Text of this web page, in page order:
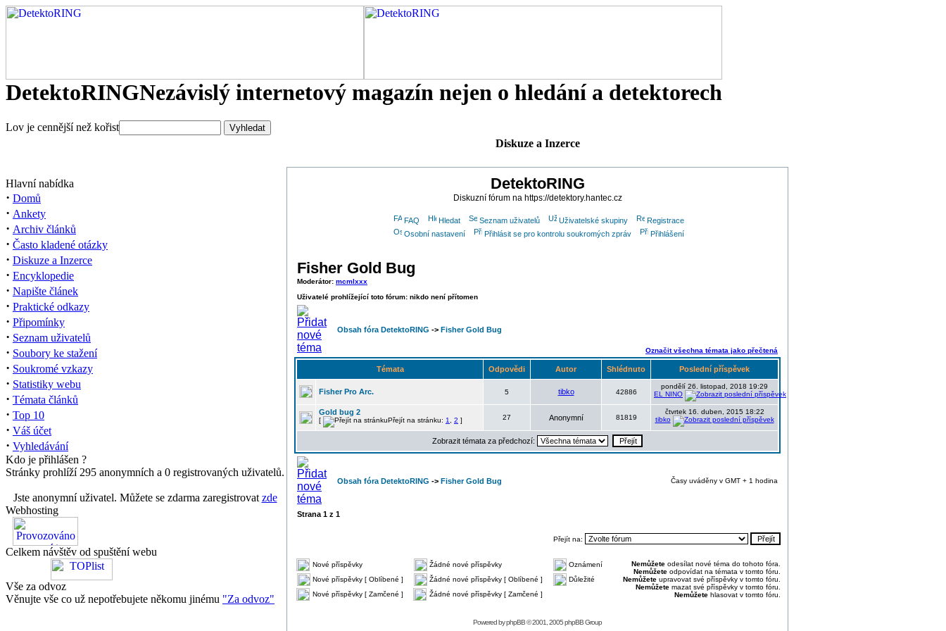
DetektoRINGNezávislý internetový magazín nejen o hledání a detektorech
Lov je cennější než kořist
Hlavní nabídka
· Domů
· Ankety
· Archiv článků
· Často kladené otázky
· Diskuze a Inzerce
· Encyklopedie
· Napište článek
· Praktické odkazy
· Připomínky
· Seznam uživatelů
· Soubory ke stažení
· Soukromé vzkazy
· Statistiky webu
· Témata článků
· Top 10
· Váš účet
· Vyhledávání
Kdo je přihlášen ?
Stránky prohlíží 295 anonymních a 0 registrovaných uživatelů.
Jste anonymní uživatel. Můžete se zdarma zaregistrovat zde
Webhosting
Celkem návštěv od spuštění webu
Vše za odvoz
Věnujte vše co už nepotřebujete někomu jinému "Za odvoz"
Diskuze a Inzerce
DetektoRING
Diskuzní fórum na https://detektory.hantec.cz
FAQ Hledat Seznam uživatelů Uživatelské skupiny
Registrace
Osobní nastavení
Přihlásit se pro kontrolu soukromých zpráv Přihlášení
Fisher Gold Bug
Moderátor: mcmlxxx
Uživatelé prohlížející toto fórum: nikdo není přítomen
Obsah fóra DetektoRING -> Fisher Gold Bug
Označit všechna témata jako přečtená
Témata Odpovědi Autor Shlédnuto Poslední příspěvek
Fisher Pro Arc. 5 tibko 42886
pondělí 26. listopad, 2018 19:29
EL NINO
Gold bug 2
[ Přejít na stránku: 1 2 ] 27 Anonymní 81819
čtvrtek 16. duben, 2015 18:22
tibko
Zobrazit témata za předchozí:
Obsah fóra DetektoRING -> Fisher Gold Bug Časy uváděny v GMT + 1 hodina
Strana 1 z 1
Přejít na:
Nové příspěvky Žádné nové příspěvky
Oznámení
Nové příspěvky [ Oblíbené ]
Žádné nové příspěvky [ Oblíbené ]
Důležité
Nové příspěvky [ Zamčené ]
Žádné nové příspěvky [ Zamčené ]
Nemůžete odesílat nové téma do tohoto fóra.
Nemůžete odpovídat na témata v tomto fóru.
Nemůžete upravovat své příspěvky v tomto fóru.
Nemůžete mazat své příspěvky v tomto fóru.
Nemůžete hlasovat v tomto fóru.
Powered byphpBB© 2001, 2005 phpBB Group